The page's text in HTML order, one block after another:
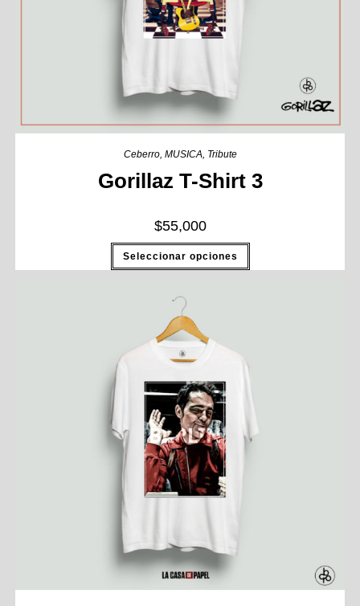
Ceberro, MUSICA, Tribute
Gorillaz T-Shirt 3
$55,000
Seleccionar opciones